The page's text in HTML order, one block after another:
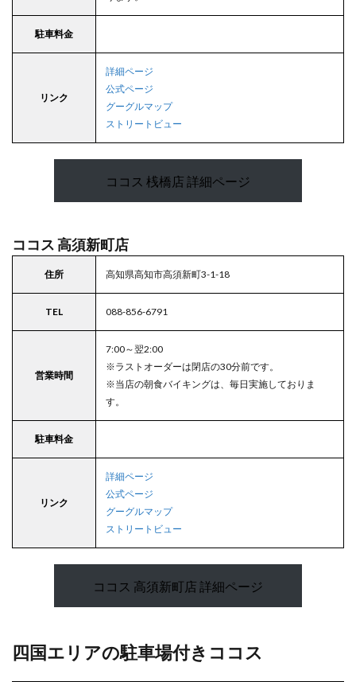
駐車料金
リンク
詳細ページ
公式ページ
グーグルマップ
ストリートビュー
ココス 桟橋店 詳細ページ
ココス 高須新町店
住所 高知県高知市高須新町3-1-18
TEL 088-856-6791
営業時間
7:00～翌2:00
※ラストオーダーは閉店の30分前です。
※当店の朝食バイキングは、毎日実施しておりま
す。
駐車料金
リンク
詳細ページ
公式ページ
グーグルマップ
ストリートビュー
ココス 高須新町店 詳細ページ
四国エリアの駐車場付きココス